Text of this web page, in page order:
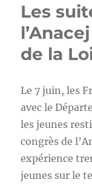
Les
de la
Le 7 juin, les
avec le
les jeunes
congrès de
expérience
jeunes sur le